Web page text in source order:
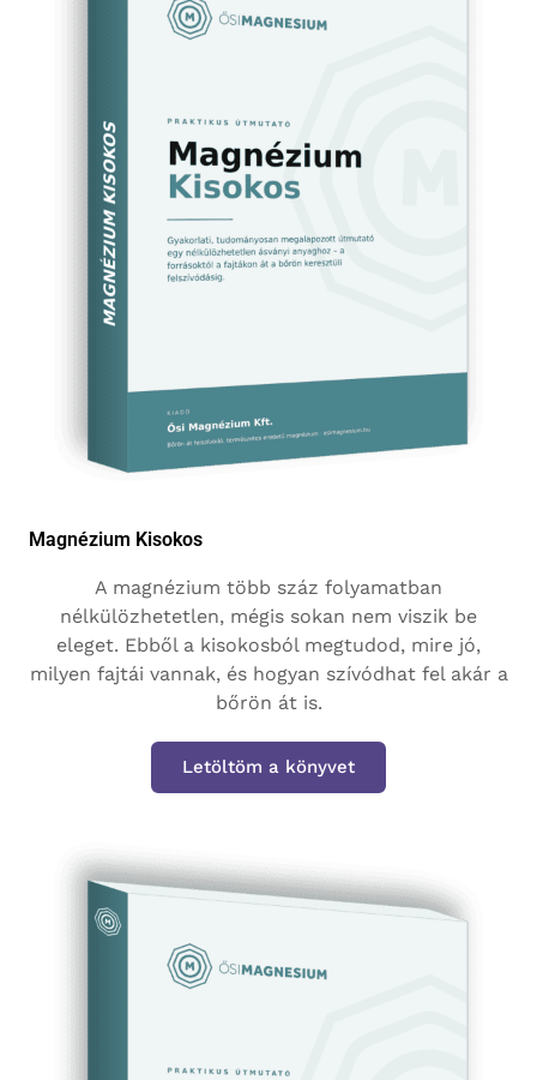
Magnézium Kisokos
A magnézium több száz folyamatban
nélkülözhetetlen, mégis sokan nem viszik be
eleget. Ebből a kisokosból megtudod, mire jó,
milyen fajtái vannak, és hogyan szívódhat fel akár a
bőrön át is.
Letöltöm a könyvet